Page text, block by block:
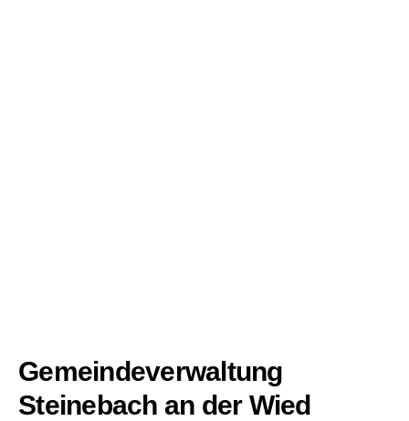
Gemeindeverwaltung
Steinebach an der Wied